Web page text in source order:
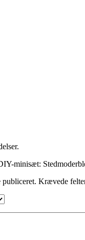
minisæt:
Krævede